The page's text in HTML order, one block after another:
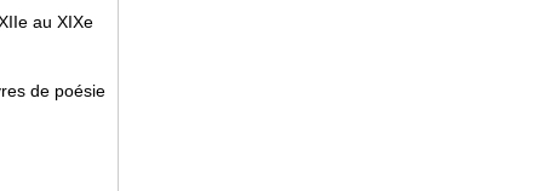
au XIXe
de poésie